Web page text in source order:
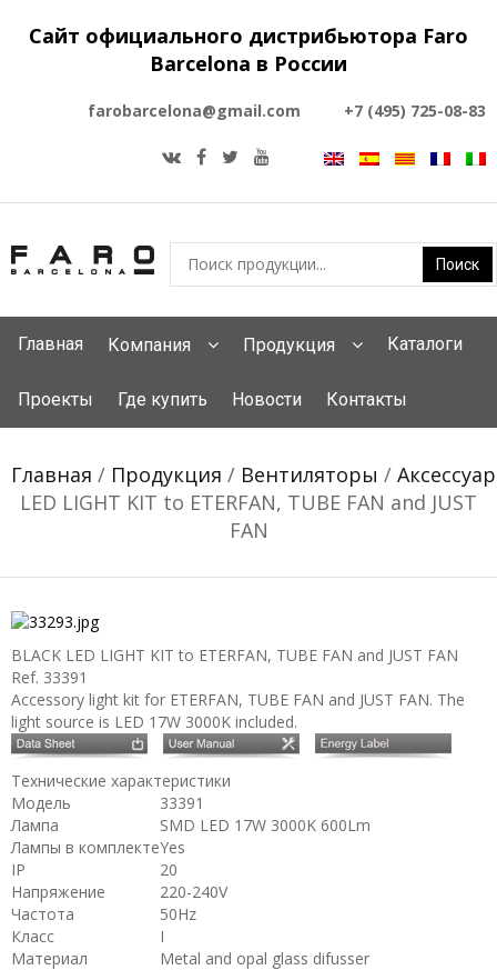
Сайт официального дистрибьютора Faro
Barcelona в России
farobarcelona@gmail.com +7 (495) 725-08-83
Главная Компания Продукция Каталоги
Проекты Где купить Новости Контакты
Главная / Продукция / Вентиляторы /
LED LIGHT KIT to ETERFAN, TUBE FAN and JUST
FAN
BLACK LED LIGHT KIT to ETERFAN, TUBE FAN and JUST FAN
Ref. 33391
Accessory light kit for ETERFAN, TUBE FAN and JUST FAN. The
light source is LED 17W 3000K included.
Технические характеристики
Модель
33391
Лампа
SMD LED 17W 3000K 600Lm
Лампы в комплектеYes
IP
20
Напряжение
220-240V
Частота
50Hz
Класс
I
Материал
Metal and opal glass difusser